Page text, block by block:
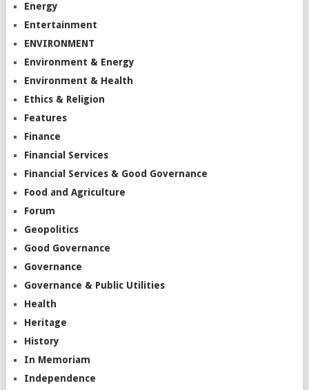
Energy
Entertainment
ENVIRONMENT
Environment & Energy
Environment & Health
Ethics & Religion
Features
Finance
Financial Services
Financial Services & Good Governance
Food and Agriculture
Forum
Geopolitics
Good Governance
Governance
Governance & Public Utilities
Health
Heritage
History
In Memoriam
Independence